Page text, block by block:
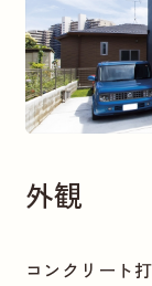
外観
コンクリート